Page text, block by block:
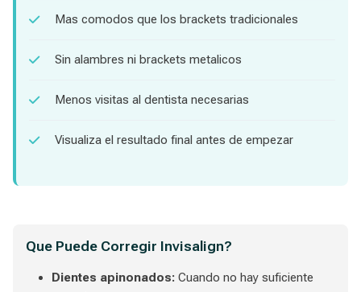
Mas comodos que los brackets tradicionales
Sin alambres ni brackets metalicos
Menos visitas al dentista necesarias
Visualiza el resultado final antes de empezar
Que Puede Corregir Invisalign?
Dientes apinonados: Cuando no hay suficiente